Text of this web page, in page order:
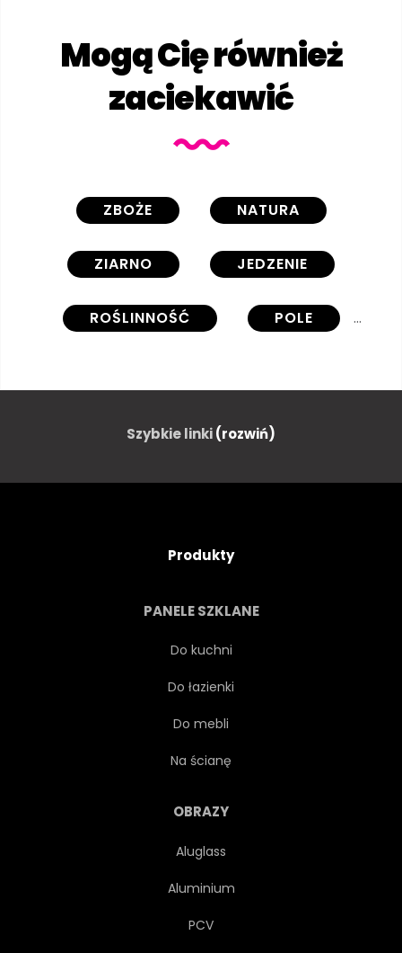
Mogą Cię również
zaciekawić
ZBOŻE NATURA
ZIARNO JEDZENIE
ROŚLINNOŚĆ POLE
FLORA SŁOŃCE
SUNDOWN
Szybkie linki(rozwiń)
Produkty
PANELE SZKLANE
Do kuchni
Do łazienki
Do mebli
Na ścianę
OBRAZY
Aluglass
Aluminium
PCV